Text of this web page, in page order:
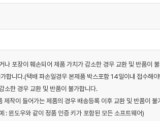
포장이 훼손되어 제품 가치가 감소한 경우 교환 및 반품이
합니다.(택배 파손일경우 본제품 박스포함 14일이내 접수해
소한 경우 교환 및 반품이 불가합니다.
작이 들어가는 제품의 경우 배송등록 이후 교환 및 반품이 불
: 윈도우와 같이 정품 인증 키가 포함된 모든 소프트웨어)